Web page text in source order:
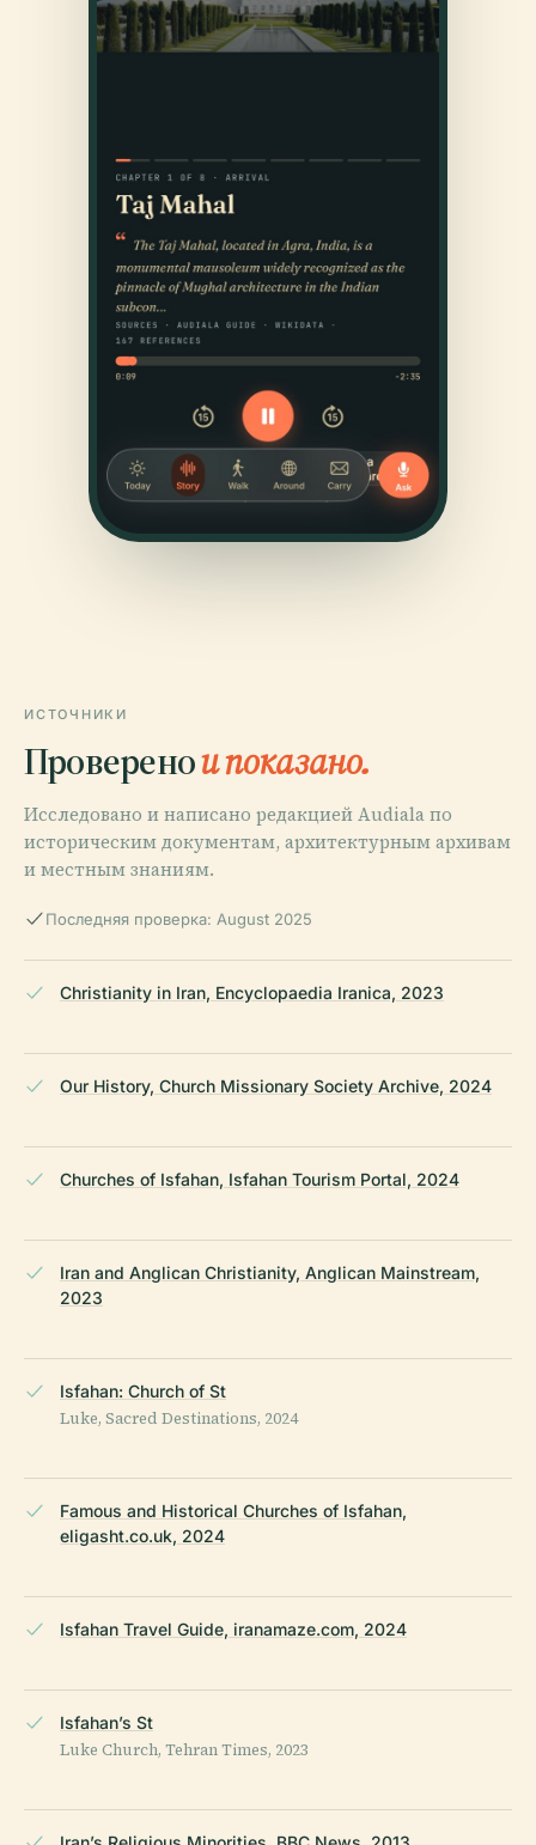
ИСТОЧНИКИ
Проверенои показано.
Исследовано и написано редакцией Audiala по
историческим документам, архитектурным архивам
и местным знаниям.
Последняя проверка: August 2025
Christianity in Iran, Encyclopaedia Iranica, 2023
Our History, Church Missionary Society Archive, 2024
Churches of Isfahan, Isfahan Tourism Portal, 2024
Iran and Anglican Christianity, Anglican Mainstream,
2023
Isfahan: Church of St
Luke, Sacred Destinations, 2024
Famous and Historical Churches of Isfahan,
eligasht.co.uk, 2024
Isfahan Travel Guide, iranamaze.com, 2024
Isfahan’s St
Luke Church, Tehran Times, 2023